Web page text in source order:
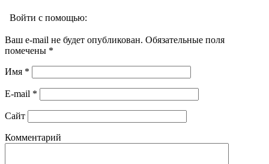
Войти с помощью:
Ваш e-mail не будет опубликован. Обязательные поля
помечены *
Имя *
E-mail *
Сайт
Комментарий